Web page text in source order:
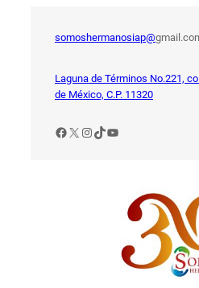
somoshermanosiap@
Laguna de Términos No.221,
de México, C.P. 11320
Facebook
X Instagram
TikTok
YouTube